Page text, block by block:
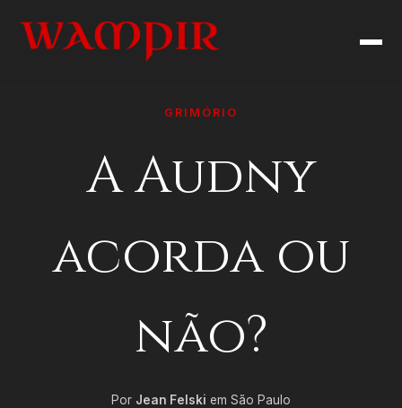
GRIMÓRIO
A Audny
acorda ou
não?
Por Jean Felski em São Paulo